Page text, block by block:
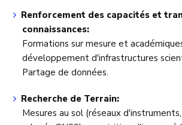
Renforcement des capacités et
connaissances:
Formations sur mesure et
développement d'infrastructures
Partage de données.
Recherche de Terrain:
Mesures au sol (réseaux